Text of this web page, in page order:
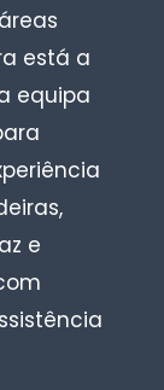
está a
equipa
e